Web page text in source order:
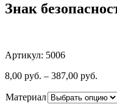
Знак
Артикул: 5006
8,00 руб. – 387,00 руб.
Материал